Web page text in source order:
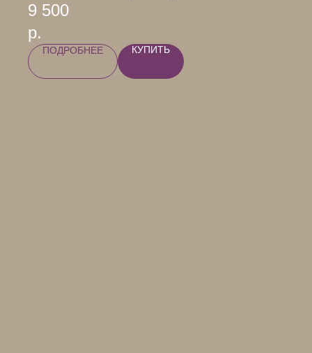
9 500
р.
ПОДРОБНЕЕ КУПИТЬ